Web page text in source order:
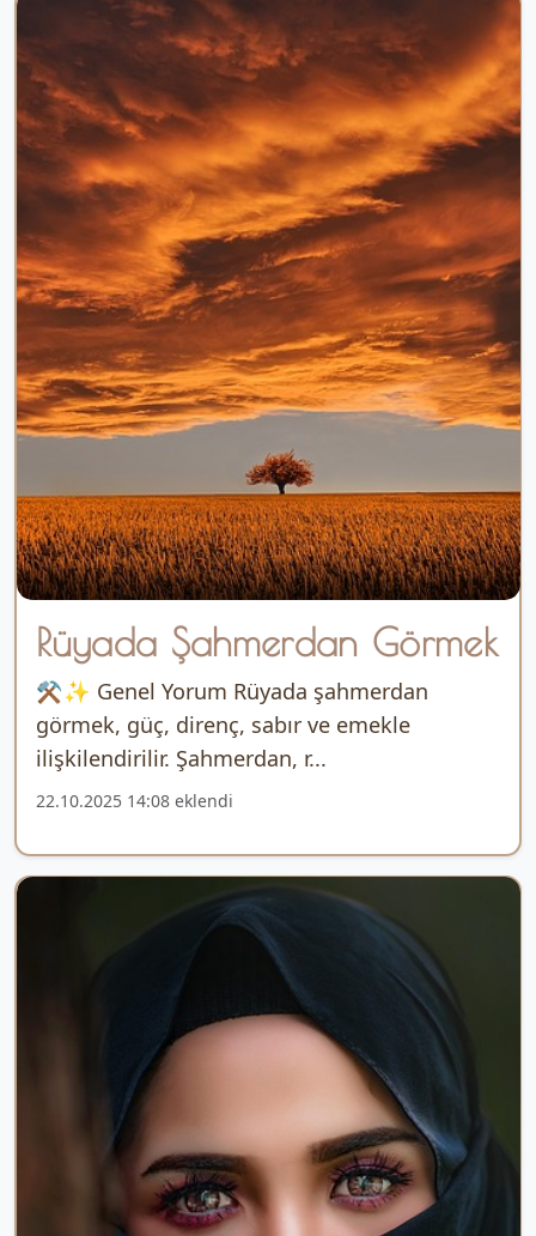
Rüyada Şahmerdan Görmek
⚒️✨ Genel Yorum Rüyada şahmerdan
görmek, güç, direnç, sabır ve emekle
ilişkilendirilir. Şahmerdan, r...
22.10.2025 14:08 eklendi